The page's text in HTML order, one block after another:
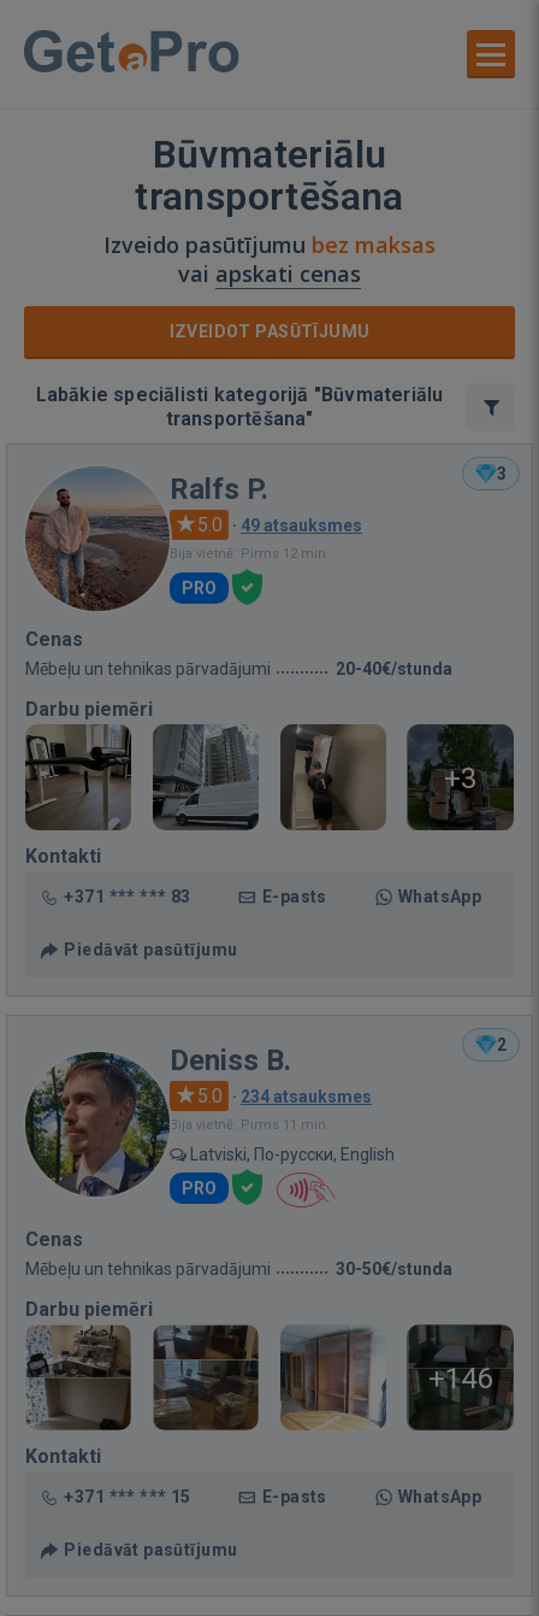
Būvmateriālu
transportēšana
Izveido pasūtījumu bez maksas
vai apskati cenas
IZVEIDOT PASŪTĪJUMU
Labākie speciālisti kategorijā "Būvmateriālu
transportēšana"
3
Ralfs P.
5.0 · 49 atsauksmes
Bija vietnē: Pirms 12 min.
PRO
Cenas
Mēbeļu un tehnikas pārvadājumi 20-40€/stunda
Darbu piemēri
+3
Kontakti
+371 *** *** 83 E-pasts WhatsApp
Piedāvāt pasūtījumu
2
Deniss B.
5.0 · 234 atsauksmes
Bija vietnē: Pirms 11 min.
Latviski, По-русски, English
PRO
Cenas
Mēbeļu un tehnikas pārvadājumi 30-50€/stunda
Darbu piemēri
+146
Kontakti
+371 *** *** 15 E-pasts WhatsApp
Piedāvāt pasūtījumu